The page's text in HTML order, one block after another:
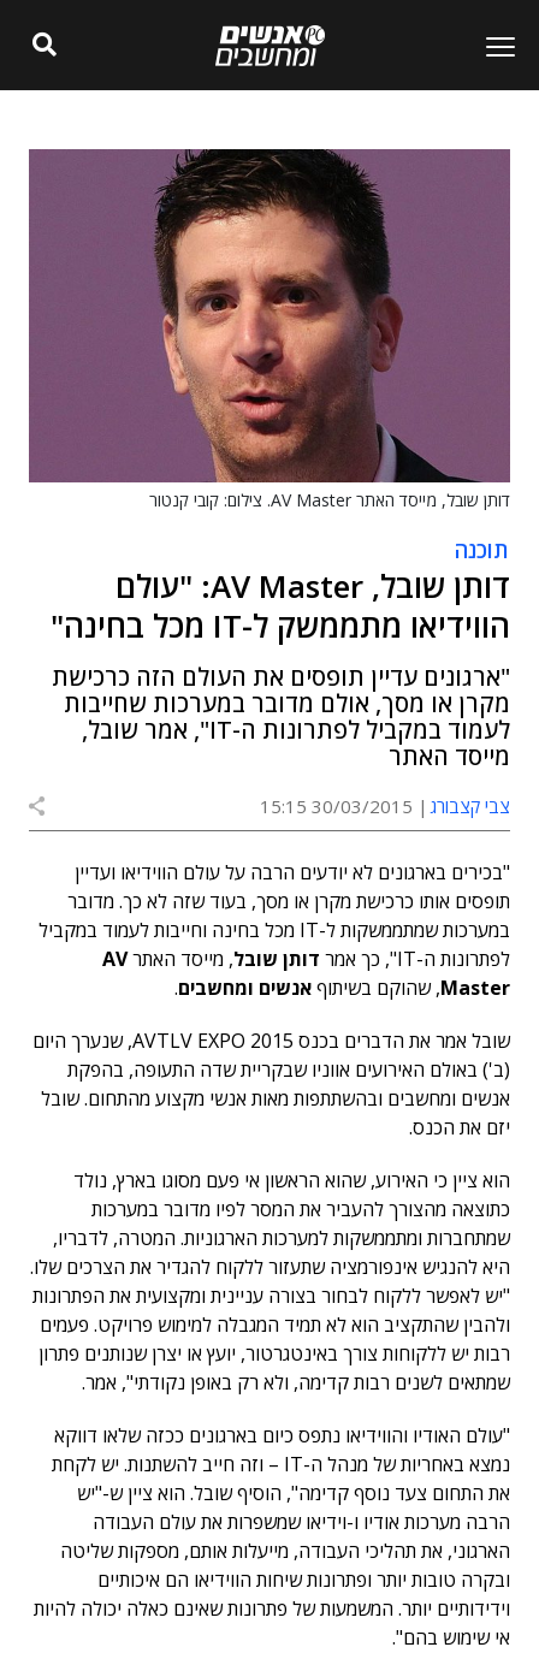
דותן שובל, מייסד האתר AV Master. צילום: קובי קנטור
תוכנה
דותן שובל, AV Master: "עולם
הווידיאו מתממשק ל-IT מכל בחינה"
"ארגונים עדיין תופסים את העולם הזה כרכישת
מקרן או מסך, אולם מדובר במערכות שחייבות
לעמוד במקביל לפתרונות ה-IT", אמר שובל,
מייסד האתר
צבי קצבורג 30/03/2015 15:15
"בכירים בארגונים לא יודעים הרבה על עולם הווידיאו ועדיין
תופסים אותו כרכישת מקרן או מסך, בעוד שזה לא כך. מדובר
במערכות שמתממשקות ל-IT מכל בחינה וחייבות לעמוד במקביל
לפתרונות ה-IT", כך אמר
דותן שובל, מייסד האתרAV
Master, שהוקם בשיתוףאנשים ומחשבים.
שובל אמר את הדברים בכנס AVTLV EXPO 2015, שנערך היום
(ב') באולם האירועים אווניו שבקריית שדה התעופה, בהפקת
אנשים ומחשבים ובהשתתפות מאות אנשי מקצוע מהתחום. שובל
יזם את הכנס.
הוא ציין כי האירוע, שהוא הראשון אי פעם מסוגו בארץ, נולד
כתוצאה מהצורך להעביר את המסר לפיו מדובר במערכות
שמתחברות ומתממשקות למערכות הארגוניות. המטרה, לדבריו,
היא להנגיש אינפורמציה שתעזור ללקוח להגדיר את הצרכים שלו.
"יש לאפשר ללקוח לבחור בצורה עניינית ומקצועית את הפתרונות
ולהבין שהתקציב הוא לא תמיד המגבלה למימוש פרויקט. פעמים
רבות יש ללקוחות צורך באינטגרטור, יועץ או יצרן שנותנים פתרון
שמתאים לשנים רבות קדימה, ולא רק באופן נקודתי", אמר.
"עולם האודיו והווידיאו נתפס כיום בארגונים ככזה שלאו דווקא
נמצא באחריות של מנהל ה-IT – וזה חייב להשתנות. יש לקחת
את התחום צעד נוסף קדימה", הוסיף שובל. הוא ציין ש-"יש
הרבה מערכות אודיו ו-וידיאו שמשפרות את עולם העבודה
הארגוני, את תהליכי העבודה, מייעלות אותם, מספקות שליטה
ובקרה טובות יותר ופתרונות שיחות הווידיאו הם איכותיים
וידידותיים יותר. המשמעות של פתרונות שאינם כאלה יכולה להיות
אי שימוש בהם".